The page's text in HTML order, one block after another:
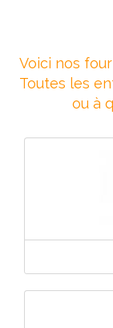
Voici nos
Toutes les
ou à